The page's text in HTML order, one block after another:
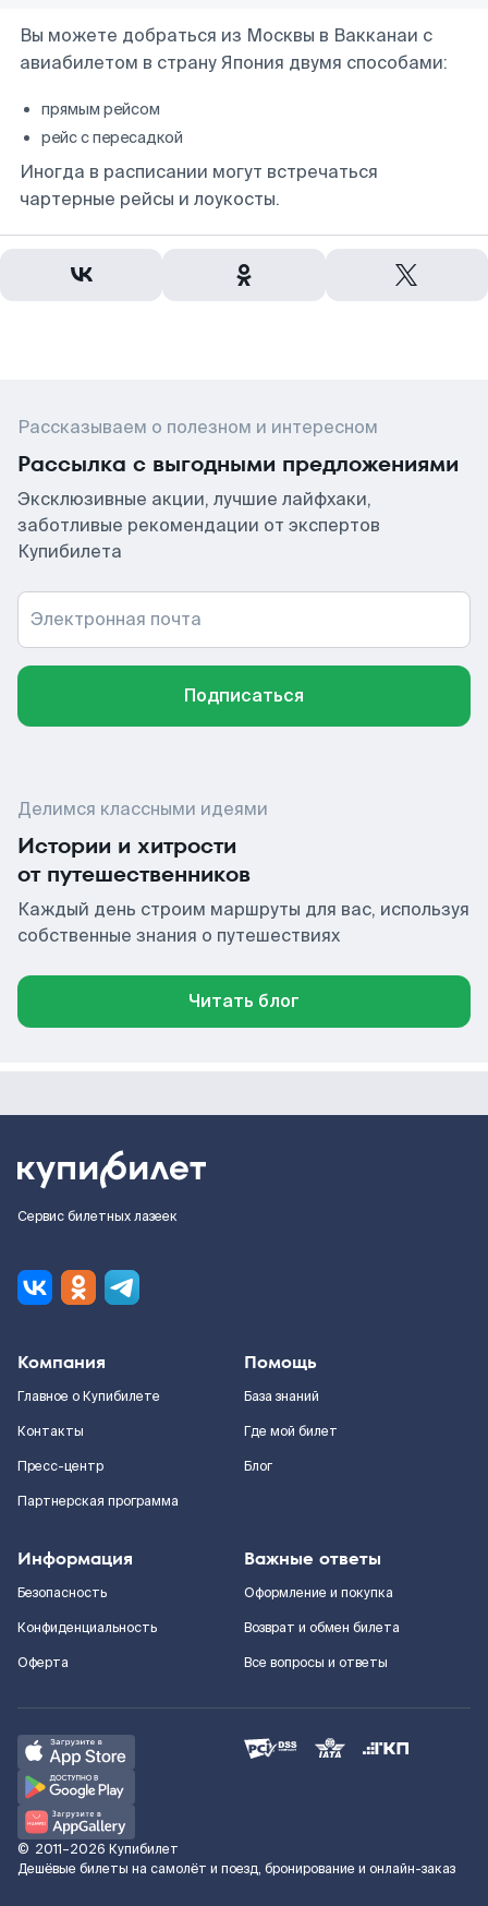
Вы можете добраться из Москвы в Вакканаи с
авиабилетом в страну Япония двумя способами:
прямым рейсом
рейс с пересадкой
Иногда в расписании могут встречаться
чартерные рейсы и лоукосты.
Рассказываем о полезном и интересном
Рассылка с выгодными предложениями
Эксклюзивные акции, лучшие лайфхаки,
заботливые рекомендации от экспертов
Купибилета
Электронная почта
Подписаться
Делимся классными идеями
Истории и хитрости
от путешественников
Каждый день строим маршруты для вас, используя
собственные знания о путешествиях
Читать блог
Сервис билетных лазеек
Компания
Главное о Купибилете
Контакты
Пресс-центр
Партнерская программа
Помощь
База знаний
Где мой билет
Блог
Информация
Безопасность
Конфиденциальность
Оферта
Важные ответы
Оформление и покупка
Возврат и обмен билета
Все вопросы и ответы
© 2011–2026 Купибилет
Дешёвые билеты на самолёт и поезд, бронирование и онлайн-заказ